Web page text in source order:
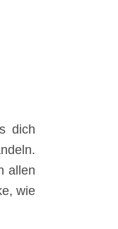
dich
allen
wie